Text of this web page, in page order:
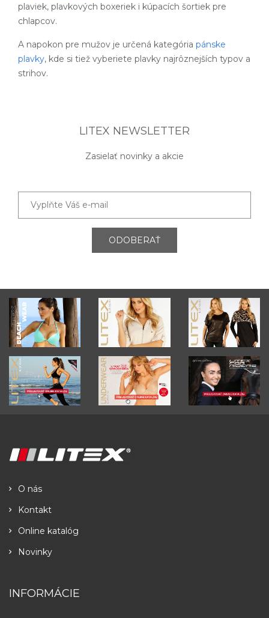
plaviek, plavkových boxeriek i kúpacích šortiek pre
chlapcov.
A napokon pre mužov je určená kategória pánske
plavky, kde si tiež vyberiete plavky najrôznejších typov a
strihov.
LITEX NEWSLETTER
Zasielať novinky a akcie
ODOBERAŤ
O nás
Kontakt
Online katalóg
Novinky
INFORMÁCIE